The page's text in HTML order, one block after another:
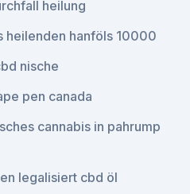
heilung
heilenden hanföls 10000
nische
pen canada
cannabis in pahrump
legalisiert cbd öl